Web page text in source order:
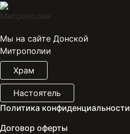
Мы на сайте Донской
Митрополии
Храм
Настоятель
Политика конфиденциальности
Договор оферты